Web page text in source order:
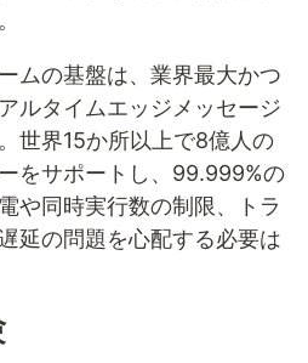
ムの基盤は、業界最大かつ
ルタイムエッジメッセージ
世界15か所以上で8億人の
をサポートし、99.999%の
や同時実行数の制限、トラ
延の問題を心配する必要は